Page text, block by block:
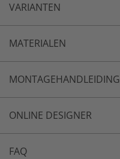
VARIANTEN
MATERIALEN
MONTAGEHANDLEIDING
ONLINE DESIGNER
FAQ